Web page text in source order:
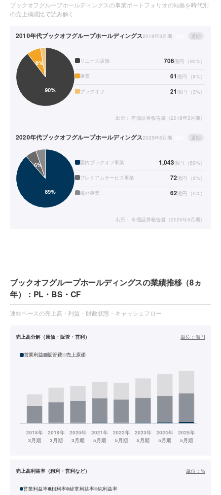
ブックオフグループホールディングスの事業ポートフォリオの転換を時代別
の売上構成比で読み解く
2010年代ブックオフグループホールディングス2018年3月期 通期
リユース店舗 706億円 （90%）
事業 61億円 （8%）
ブックオフ 21億円 （3%）
出所： 有価証券報告書（2018年3月期）
2020年代ブックオフグループホールディングス2025年5月期 通期
国内ブックオフ事業 1,043億円 （89%）
プレミアムサービス事業 72億円 （6%）
海外事業 62億円 （5%）
出所： 有価証券報告書（2025年5月期）
ブックオフグループホールディングスの業績推移（8ヵ
年）：PL・BS・CF
連結ベースの売上高・利益・財政状態・キャッシュフロー
売上高分解（原価・販管・営利） 単位： 億円
営業利益 販管費 売上原価
売上高利益率（粗利・営利など） 単位： %
営業利益率 粗利率 経常利益率 純利益率